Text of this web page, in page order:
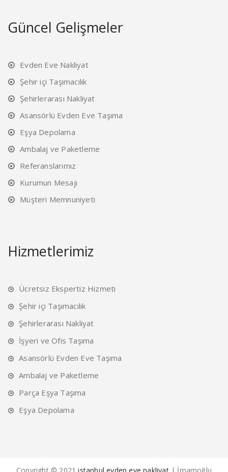
Güncel Gelişmeler
Evden Eve Nakliyat
Şehir içi Taşımacılık
Şehirlerarası Nakliyat
Asansörlü Evden Eve Taşıma
Eşya Depolama
Ambalaj ve Paketleme
Referanslarımız
Kurumun Mesajı
Müşteri Memnuniyeti
Hizmetlerimiz
Ücretsiz Ekspertiz Hizmeti
Şehir içi Taşımacılık
Şehirlerarası Nakliyat
İşyeri ve Ofis Taşıma
Asansörlü Evden Eve Taşıma
Ambalaj ve Paketleme
Parça Eşya Taşıma
Eşya Depolama